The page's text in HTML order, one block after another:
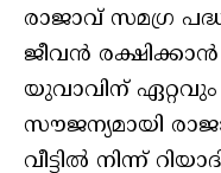
രാജാവ് സമഗ്ര
ജീവന്‍
യുവാവിന്
സൗജന്യമായി
വീട്ടില്‍ നിന്ന്